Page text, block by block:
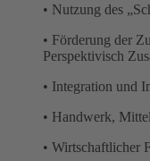
• Nutzung des
• Förderung der
Perspektivisch
• Integration und
• Handwerk,
• Wirtschaftlicher